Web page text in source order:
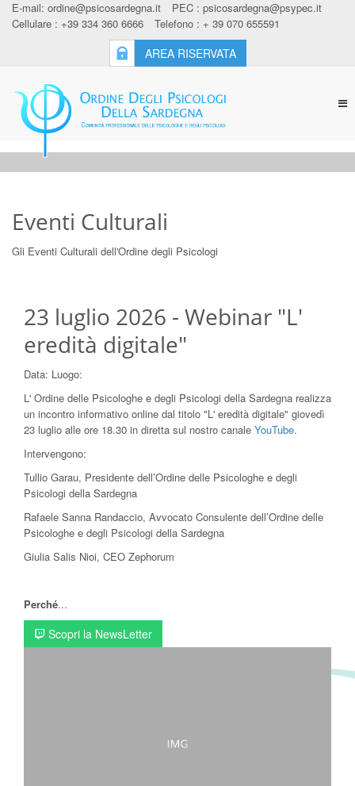
E-mail: ordine@psicosardegna.it PEC : psicosardegna@psypec.it
Cellulare : +39 334 360 6666
Telefono : + 39 070 655591
AREA RISERVATA
Eventi Culturali
Gli Eventi Culturali dell'Ordine degli Psicologi
23 luglio 2026 - Webinar "L'
eredità digitale"
Data: Luogo:
L' Ordine delle Psicologhe e degli Psicologi della Sardegna realizza
un incontro informativo online dal titolo "L' eredità digitale" giovedì
23 luglio alle ore 18.30 in diretta sul nostro canale YouTube.
Intervengono:
Tullio Garau, Presidente dell’Ordine delle Psicologhe e degli
Psicologi della Sardegna
Rafaele Sanna Randaccio, Avvocato Consulente dell’Ordine delle
Psicologhe e degli Psicologi della Sardegna
Giulia Salis Nioi, CEO Zephorum
Perché...
Scopri la NewsLetter